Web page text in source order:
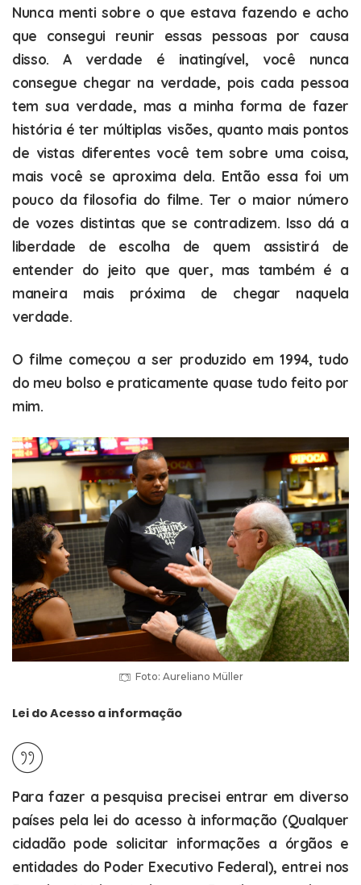
Nunca menti sobre o que estava fazendo e acho
que consegui reunir essas pessoas por causa
disso. A verdade é inatingível, você nunca
consegue chegar na verdade, pois cada pessoa
tem sua verdade, mas a minha forma de fazer
história é ter múltiplas visões, quanto mais pontos
de vistas diferentes você tem sobre uma coisa,
mais você se aproxima dela. Então essa foi um
pouco da filosofia do filme. Ter o maior número
de vozes distintas que se contradizem. Isso dá a
liberdade de escolha de quem assistirá de
entender do jeito que quer, mas também é a
maneira mais próxima de chegar naquela
verdade.
O filme começou a ser produzido em 1994, tudo
do meu bolso e praticamente quase tudo feito por
mim.
Foto: Aureliano Müller
Lei do Acesso a informação
Para fazer a pesquisa precisei entrar em diverso
países pela lei do acesso à informação (Qualquer
cidadão pode solicitar informações a órgãos e
entidades do Poder Executivo Federal), entrei nos